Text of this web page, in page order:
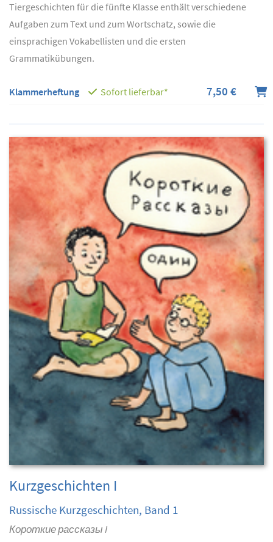
Tiergeschichten für die fünfte Klasse enthält verschiedene
Aufgaben zum Text und zum Wortschatz, sowie die
einsprachigen Vokabellisten und die ersten
Grammatikübungen.
Klammerheftung Sofort lieferbar* 7,50 €
Kurzgeschichten I
Russische Kurzgeschichten, Band 1
Короткие рассказы I